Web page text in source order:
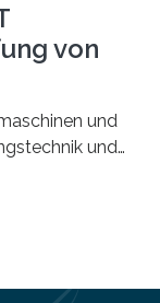
von
und
und
Der